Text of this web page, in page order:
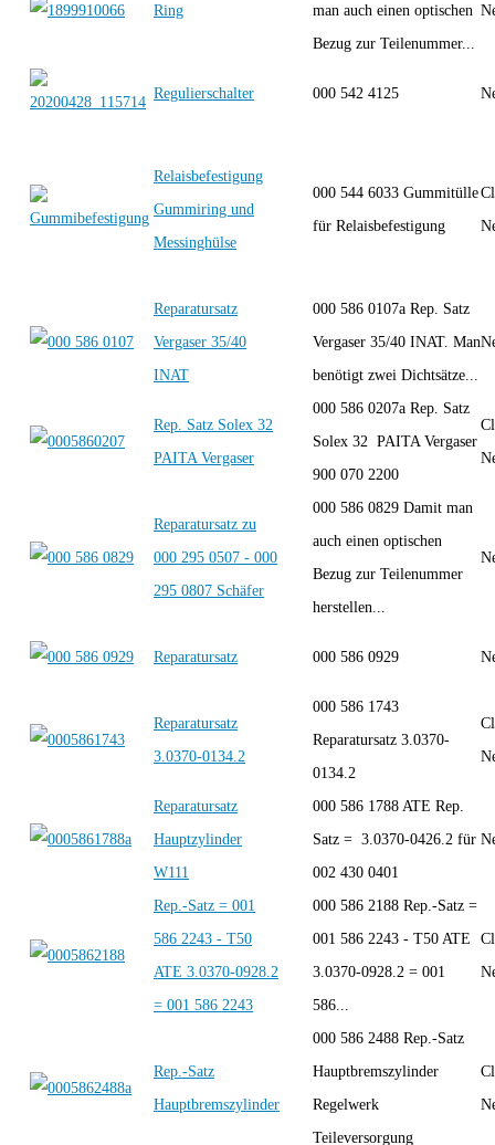
Ring
man auch einen optischen
Bezug zur Teilenummer...
Regulierschalter 000 542 4125
Relaisbefestigung
Gummiring und
Messinghülse
000 544 6033 Gummitülle
für Relaisbefestigung
Reparatursatz
Vergaser 35/40
INAT
000 586 0107a Rep. Satz
Vergaser 35/40 INAT. Man
benötigt zwei Dichtsätze...
Rep. Satz Solex 32
PAITA Vergaser
000 586 0207a Rep. Satz
Solex 32 PAITA Vergaser
900 070 2200
Reparatursatz zu
000 295 0507 - 000
295 0807 Schäfer
000 586 0829 Damit man
auch einen optischen
Bezug zur Teilenummer
herstellen...
Reparatursatz 000 586 0929
Reparatursatz
3.0370-0134.2
000 586 1743
Reparatursatz 3.0370-
0134.2
Reparatursatz
Hauptzylinder
W111
000 586 1788 ATE Rep.
Satz = 3.0370-0426.2 für
002 430 0401
Rep.-Satz = 001
586 2243 - T50
ATE 3.0370-0928.2
= 001 586 2243
000 586 2188 Rep.-Satz =
001 586 2243 - T50 ATE
3.0370-0928.2 = 001
586...
Rep.-Satz
Hauptbremszylinder
000 586 2488 Rep.-Satz
Hauptbremszylinder
Regelwerk
Teileversorgung